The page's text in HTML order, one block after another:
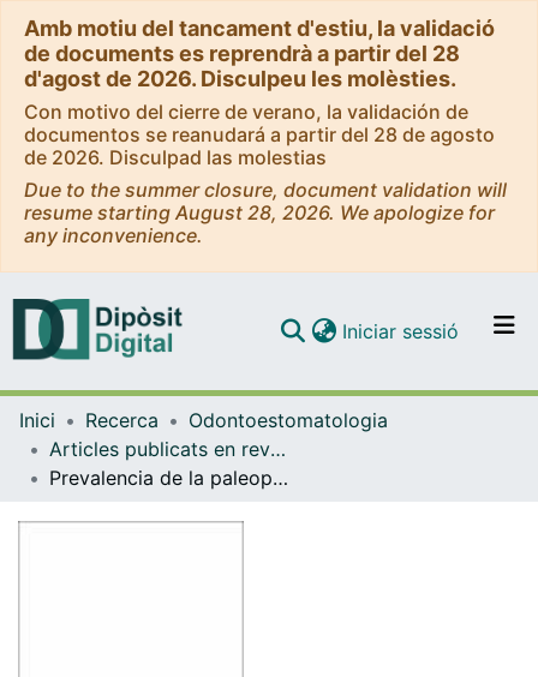
Amb motiu del tancament d'estiu, la validació
de documents es reprendrà a partir del 28
d'agost de 2026. Disculpeu les molèsties.
Con motivo del cierre de verano, la validación de
documentos se reanudará a partir del 28 de agosto
de 2026. Disculpad las molestias
Due to the summer closure, document validation will
resume starting August 28, 2026. We apologize for
any inconvenience.
Navega per tot el DD
Iniciar sessió (current)
Inici Recerca
Odontoestomatologia
Articles publicats en revistes (Odontoestomatologia)
Prevalencia de la paleopatología oral infecciosa y su relación con la dieta, en poblaciones prehistóricas catalanas